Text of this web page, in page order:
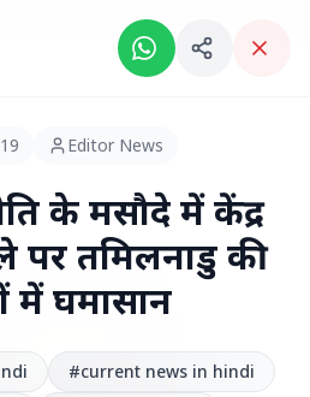
India Magazine is now live.
Editor News
नीति के मसौदे में केंद्र
पर तमिलनाडु की
में घमासान
#current news in hindi